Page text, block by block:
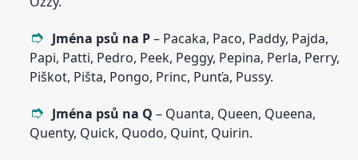
Jména psů na P– Pacaka, Paco, Paddy, Pajda,
Papi, Patti, Pedro, Peek, Peggy, Pepina, Perla, Perry,
Piškot, Pišta, Pongo, Princ, Punťa, Pussy.
Jména psů na Q– Quanta, Queen, Queena,
Quenty, Quick, Quodo, Quint, Quirin.